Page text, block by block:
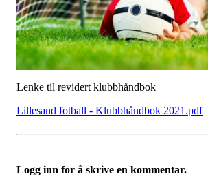
Lenke til revidert klubbhåndbok
Lillesand fotball - Klubbhåndbok 2021.pdf
Logg inn for å skrive en kommentar.